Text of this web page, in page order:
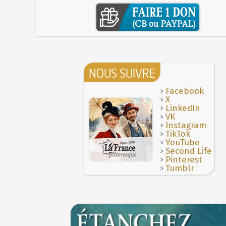
NOUS SUIVRE
> Facebook
>X
> LinkedIn
>VK
> Instagram
>TikTok
>YouTube
>Second Life
> Pinterest
>Tumblr